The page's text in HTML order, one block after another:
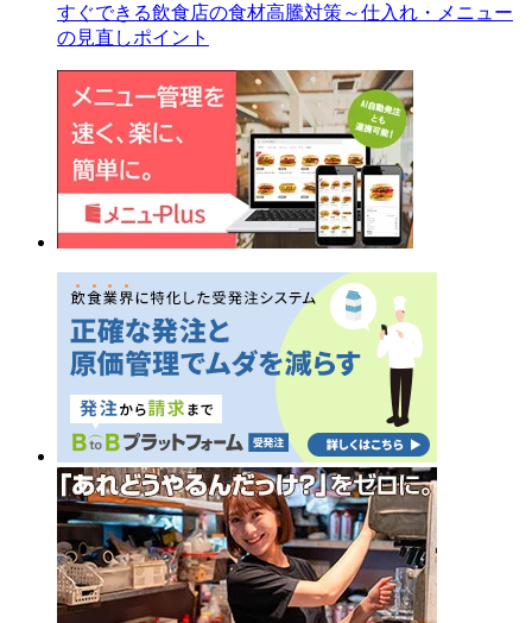
すぐできる飲食店の食材高騰対策～仕入れ・メニュー
の見直しポイント